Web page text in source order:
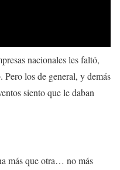
nacionales les faltó,
Pero los de general, y demás
siento que le daban
más que otra… no más